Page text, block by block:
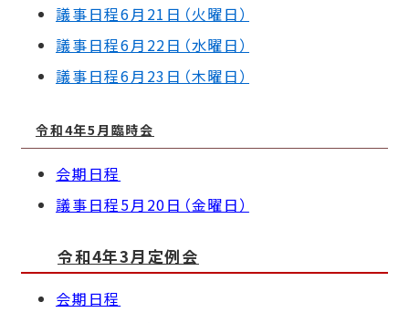
議事日程6月21日（火曜日）
議事日程6月22日（水曜日）
議事日程6月23日（木曜日）
令和4年5月臨時会
会期日程
議事日程5月20日（金曜日）
令和4年3月定例会
会期日程